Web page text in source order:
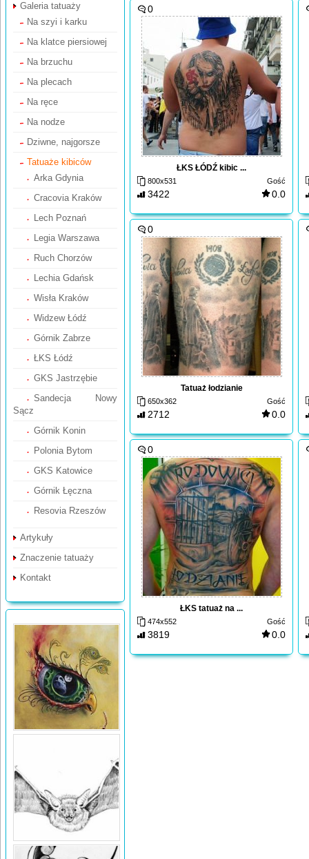
0
ŁKS ŁÓDŹ kibic ...
800x531 Gość
3422 0.0
0
Tatuaż łodzianie
650x362 Gość
2712 0.0
0
ŁKS tatuaż na ...
474x552 Gość
3819 0.0
Galeria tatuaży
Na szyi i karku
Na klatce piersiowej
Na brzuchu
Na plecach
Na ręce
Na nodze
Dziwne, najgorsze
Tatuaże kibiców
Arka Gdynia
Cracovia Kraków
Lech Poznań
Legia Warszawa
Ruch Chorzów
Lechia Gdańsk
Wisła Kraków
Widzew Łódź
Górnik Zabrze
ŁKS Łódź
GKS Jastrzębie
Sandecja Nowy
Sącz
Górnik Konin
Polonia Bytom
GKS Katowice
Górnik Łęczna
Resovia Rzeszów
Artykuły
Znaczenie tatuaży
Kontakt